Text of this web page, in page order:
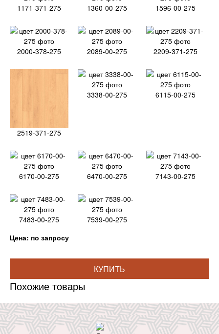
1171-371-275 1360-00-275 1596-00-275
2000-378-275 2089-00-275 2209-371-275
2519-371-275
3338-00-275 6115-00-275
6170-00-275 6470-00-275 7143-00-275
7483-00-275
7539-00-275
Цена: по запросу
КУПИТЬ
Похожие товары